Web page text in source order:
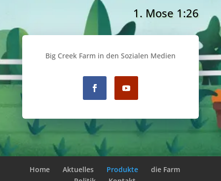
1. Mose 1:26
Big Creek Farm in den Sozialen Medien
Home Aktuelles Produkte
die Farm